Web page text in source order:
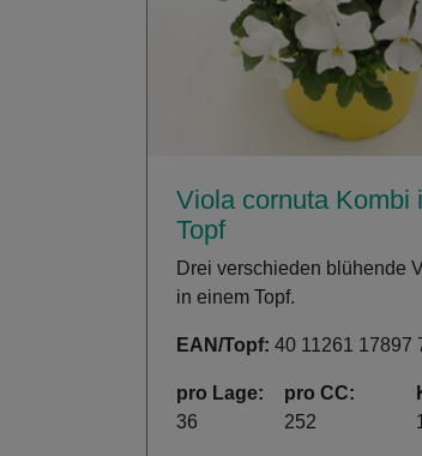
Viola cornuta Kombi
Topf
Drei verschieden blühende
in einem Topf.
EAN/Topf: 40 11261 17897
pro Lage:
36
pro CC:
252